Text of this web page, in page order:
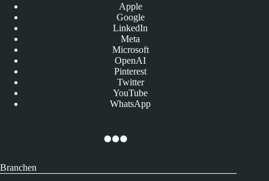
Apple
Google
LinkedIn
Meta
Microsoft
OpenAI
Pinterest
Twitter
YouTube
WhatsApp
Branchen